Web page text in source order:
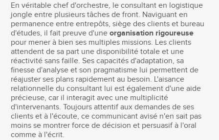
En véritable chef d'orchestre, le consultant en logistique
jongle entre plusieurs tâches de front. Naviguant en
permanence entre entrepôts, siège des clients et bureau
d'études, il fait preuve d'uneorganisation rigoureuse
pour mener à bien ses multiples missions. Les clients
attendent de sa part une disponibilité totale et une
réactivité sans faille. Ses capacités d'adaptation, sa
finesse d'analyse et son pragmatisme lui permettent de
réajuster ses plans rapidement au besoin. L'aisance
relationnelle du consultant lui est également d'une aide
précieuse, car il interagit avec une multiplicité
d'intervenants. Toujours attentif aux demandes de ses
clients et à l'écoute, ce communicant avisé n'en sait pas
moins se montrer force de décision et persuasif à l'oral
comme à l'écrit.